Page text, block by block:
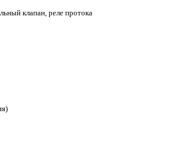
клапан, реле протока